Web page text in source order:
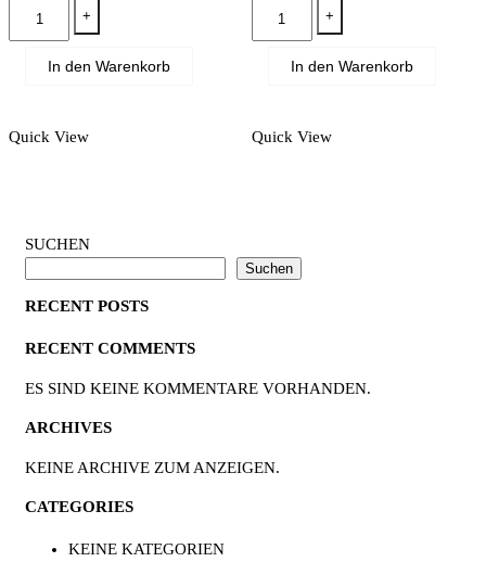
Menge
+
In den Warenkorb
Quick View
+
In den Warenkorb
Quick View
SUCHEN
Suchen
RECENT POSTS
RECENT COMMENTS
ES SIND KEINE KOMMENTARE VORHANDEN.
ARCHIVES
KEINE ARCHIVE ZUM ANZEIGEN.
CATEGORIES
KEINE KATEGORIEN